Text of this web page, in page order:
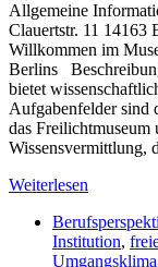
Allgemeine
Clauertstr. 11
Willkommen im
Berlins
bietet
Aufgabenfelder sind
das Freilichtmuseum
Wissensvermittlung,
Weiterlesen
Institution,
Umgangsklima